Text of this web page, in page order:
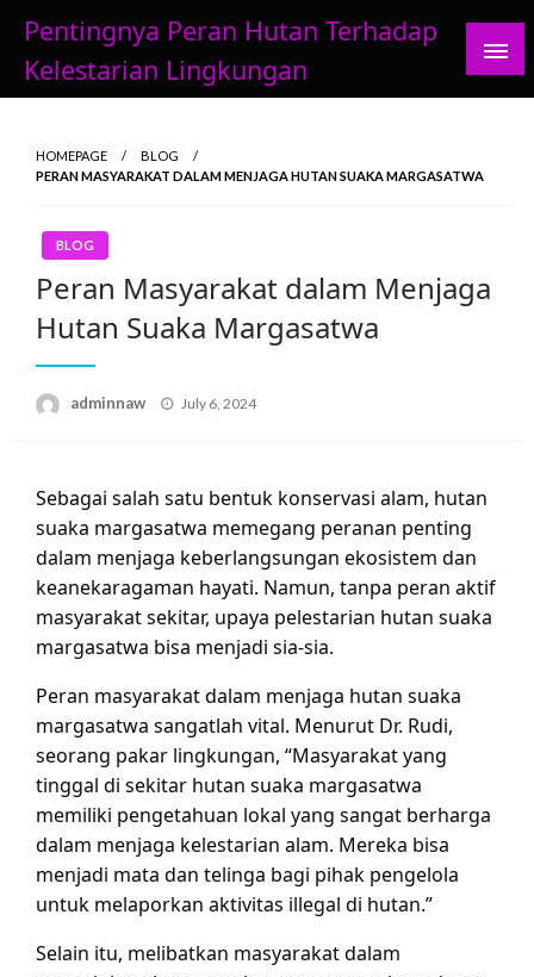
content
Pentingnya Peran Hutan Terhadap
Kelestarian Lingkungan
HOMEPAGE
BLOG
PERAN MASYARAKAT DALAM MENJAGA HUTAN SUAKA MARGASATWA
BLOG
Peran Masyarakat dalam Menjaga
Hutan Suaka Margasatwa
adminnaw
Posted
July 6, 2024
Sebagai salah satu bentuk konservasi alam, hutan
suaka margasatwa memegang peranan penting
dalam menjaga keberlangsungan ekosistem dan
keanekaragaman hayati. Namun, tanpa peran aktif
masyarakat sekitar, upaya pelestarian hutan suaka
margasatwa bisa menjadi sia-sia.
Peran masyarakat dalam menjaga hutan suaka
margasatwa sangatlah vital. Menurut Dr. Rudi,
seorang pakar lingkungan, “Masyarakat yang
tinggal di sekitar hutan suaka margasatwa
memiliki pengetahuan lokal yang sangat berharga
dalam menjaga kelestarian alam. Mereka bisa
menjadi mata dan telinga bagi pihak pengelola
untuk melaporkan aktivitas illegal di hutan.”
Selain itu, melibatkan masyarakat dalam